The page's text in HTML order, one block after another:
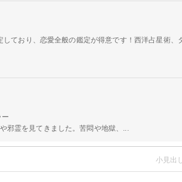
ており、恋愛全般の鑑定が得意です！西洋占星術、
邪霊を見てきました。苦悶や地獄、...